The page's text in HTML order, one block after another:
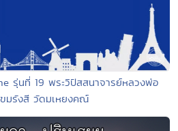
รุ่นที่ 19 พระวิปัสสนาจารย์หลวงพ่อ
มรังสี วัดมเหยงคณ์